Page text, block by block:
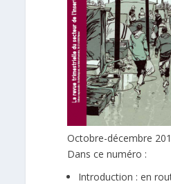
Octobre-décembre
Dans ce numéro :
Introduction : en